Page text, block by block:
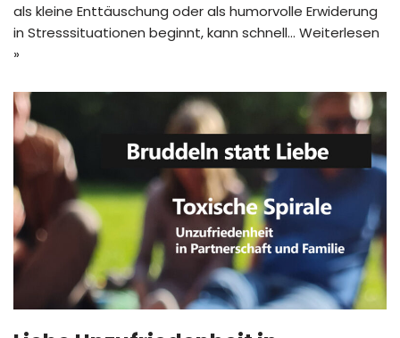
als kleine Enttäuschung oder als humorvolle Erwiderung
in Stresssituationen beginnt, kann schnell… Weiterlesen
»